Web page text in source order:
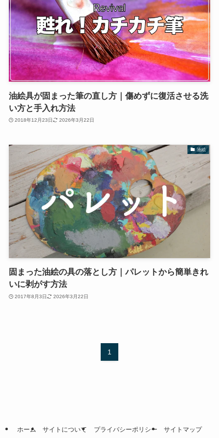
油絵具が固まった筆の直し方｜傷めずに復活させる洗
い方と手入れ方法
2018年12月23日 2026年3月22日
油絵
固まった油絵の具の落とし方｜パレットから簡単きれ
いに剥がす方法
2017年8月3日 2026年3月22日
1
ホーム サイトについて プライバシーポリシー サイトマップ